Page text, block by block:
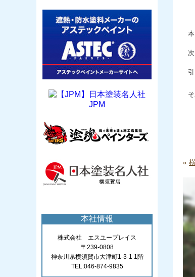
«
JPM